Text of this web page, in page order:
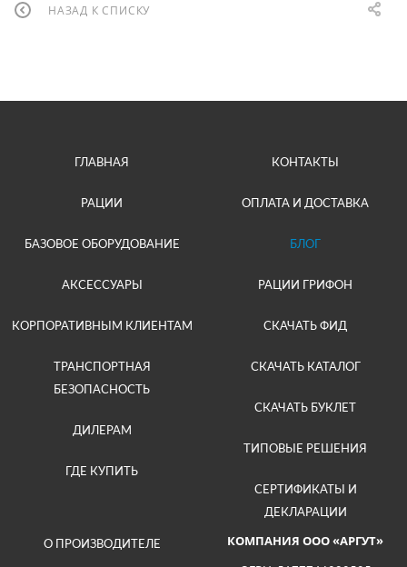
НАЗАД К СПИСКУ
ГЛАВНАЯ
РАЦИИ
БАЗОВОЕ ОБОРУДОВАНИЕ
АКСЕССУАРЫ
КОРПОРАТИВНЫМ КЛИЕНТАМ
ТРАНСПОРТНАЯ
БЕЗОПАСНОСТЬ
ДИЛЕРАМ
ГДЕ КУПИТЬ
КОНТАКТЫ
ОПЛАТА И ДОСТАВКА
БЛОГ
РАЦИИ ГРИФОН
СКАЧАТЬ ФИД
СКАЧАТЬ КАТАЛОГ
СКАЧАТЬ БУКЛЕТ
ТИПОВЫЕ РЕШЕНИЯ
СЕРТИФИКАТЫ И
ДЕКЛАРАЦИИ
О ПРОИЗВОДИТЕЛЕ КОМПАНИЯ ООО «АРГУТ»